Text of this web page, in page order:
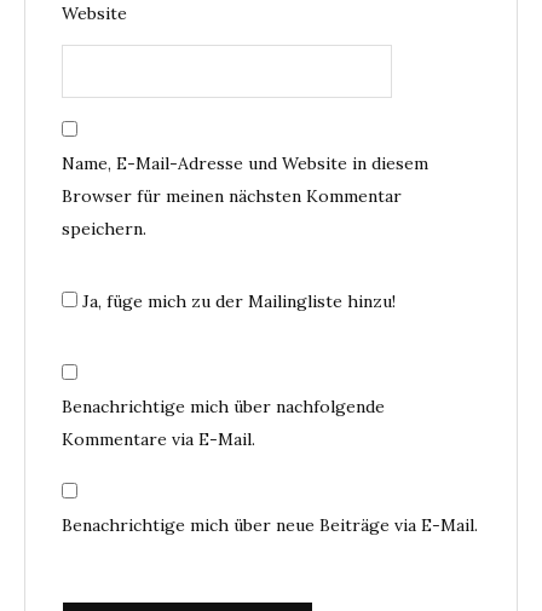
Website
Name, E-Mail-Adresse und Website in diesem
Browser für meinen nächsten Kommentar
speichern.
Ja, füge mich zu der Mailingliste hinzu!
Benachrichtige mich über nachfolgende
Kommentare via E-Mail.
Benachrichtige mich über neue Beiträge via E-Mail.